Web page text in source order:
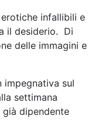
infallibili e
il desiderio. Di
delle immagini e
impegnativa sul
settimana
dipendente